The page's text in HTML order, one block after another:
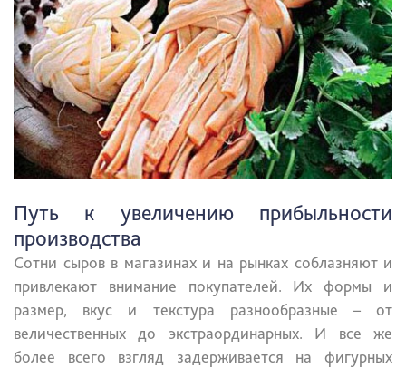
Путь к увеличению прибыльности
производства
Сотни сыров в магазинах и на рынках соблазняют и
привлекают внимание покупателей. Их формы и
размер, вкус и текстура разнообразные – от
величественных до экстраординарных. И все же
более всего взгляд задерживается на фигурных